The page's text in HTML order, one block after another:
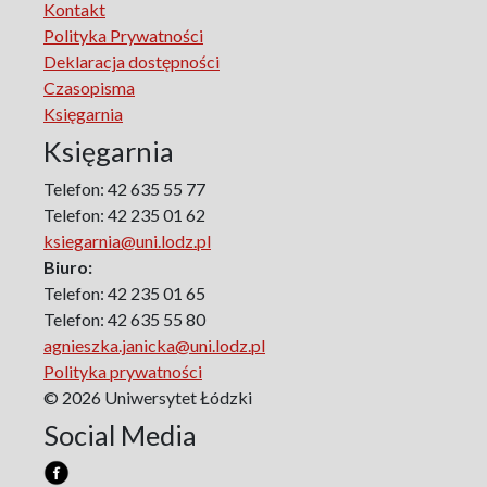
the Polish Sociological Association
The Art of Learning – The Learning of Art
Neuroscience in Psychology
Faces of Feminism
Faces of war
Biographical Perspectives
Politology
Poland and Central and Eastern Europe in the 20th
Century
Polish Film Culture
Law
The Polish People's Republic. Biographies
Existence and Literature Project
The Psychology of Everything
Research on Science & Natural Philosophy
Romanistyka dla Teatru
Kontakt
Polityka Prywatności
Deklaracja dostępności
Czasopisma
Księgarnia
Księgarnia
Telefon: 42 635 55 77
Telefon: 42 235 01 62
ksiegarnia@uni.lodz.pl
Biuro:
Telefon: 42 235 01 65
Telefon: 42 635 55 80
agnieszka.janicka@uni.lodz.pl
Polityka prywatności
© 2026 Uniwersytet Łódzki
Social Media